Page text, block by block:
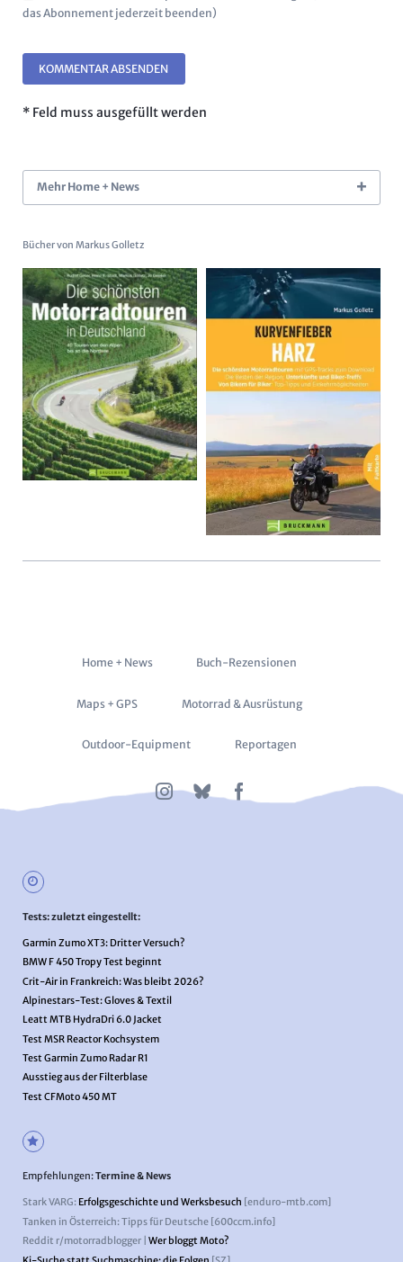
das Abonnement jederzeit beenden)
KOMMENTAR ABSENDEN
* Feld muss ausgefüllt werden
Mehr Home + News
Bücher von Markus Golletz
Navigation
Home + News Buch-Rezensionen
Maps + GPS Motorrad & Ausrüstung
Outdoor-Equipment Reportagen
Tests: zuletzt eingestellt:
Garmin Zumo XT3: Dritter Versuch?
BMW F 450 Tropy Test beginnt
Crit-Air in Frankreich: Was bleibt 2026?
Alpinestars-Test: Gloves & Textil
Leatt MTB HydraDri 6.0 Jacket
Test MSR Reactor Kochsystem
Test Garmin Zumo Radar R1
Ausstieg aus der Filterblase
Test CFMoto 450 MT
Empfehlungen:Termine & News
Stark VARG: Erfolgsgeschichte und Werksbesuch [enduro-mtb.com]
Tanken in Österreich: Tipps für Deutsche [600ccm.info]
Reddit r/motorradblogger | Wer bloggt Moto?